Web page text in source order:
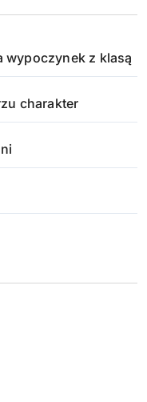
wypoczynek z klasą
charakter